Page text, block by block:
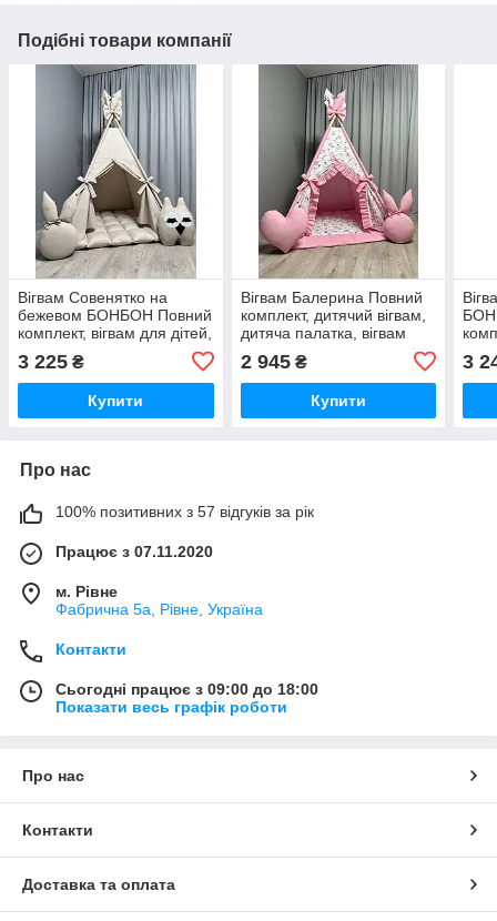
Подібні товари компанії
Вігвам Совенятко на
бежевом БОНБОН Повний
комплект, вігвам для дітей,
дитячий вігвам, вігвам для
дівчинки, вігвам для
хлопчика
3 225 ₴
Купити
Вігвам Балерина Повний
комплект, дитячий вігвам,
дитяча палатка, вігвам
дівчинки, дитячий намет
2 945₴
Купити
3
Про нас
100% позитивних з 57 відгуків за рік
Працює з 07.11.2020
м. Рівне
Фабрична 5а, Рівне, Україна
Контакти
Сьогодні працює з 09:00 до 18:00
Показати весь графік роботи
Про нас
Контакти
Доставка та оплата